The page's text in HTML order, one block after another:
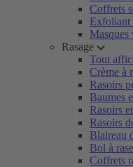
Coffrets
Exfoliant
Masques
Rasage
Tout
Crème à
Rasoirs
Baumes
Rasoirs
Rasoirs
Blaireau
Bol à
Coffrets